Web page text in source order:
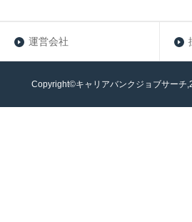
運営会社
Copyright©キャリアバンクジョブサーチ